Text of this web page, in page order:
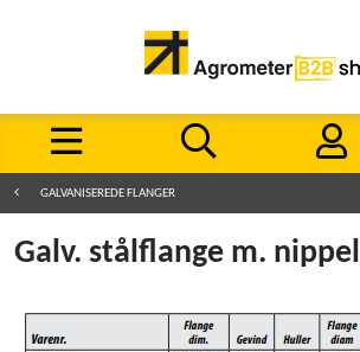
GALVANISEREDE FLANGER
Galv. stålflange m. nippel